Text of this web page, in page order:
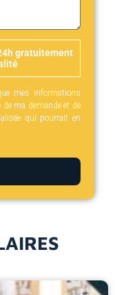
gratuitement
mes informations
ma demande et de
qui pourrait en